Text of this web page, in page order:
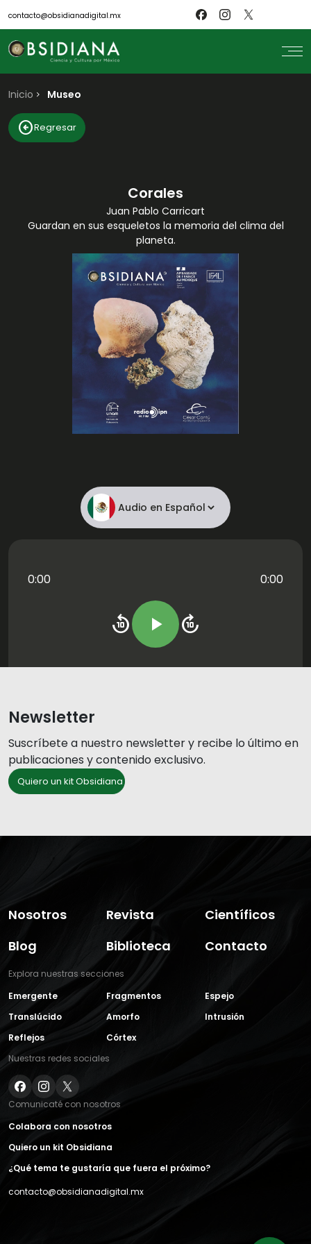
contacto@obsidianadigital.mx
search
Inicio
Nosotros
Revistas
Inicio Museo
arrow_circle_leftRegresar
Corales
Juan Pablo Carricart
Guardan en sus esqueletos la memoria del clima del
planeta.
0:00 0:00
replay_10 play_arrow forward_10
Newsletter
Suscríbete a nuestro newsletter y recibe lo último en
publicaciones y contenido exclusivo.
Quiero un kit Obsidiana
Nosotros Revista
Científicos
Blog
Biblioteca Contacto
Explora nuestras secciones
Emergente
Fragmentos
Espejo
Translúcido
Amorfo
Intrusión
Reflejos
Córtex
Nuestras redes sociales
Comunicaté con nosotros
Colabora con nosotros
Quiero un kit Obsidiana
¿Qué tema te gustaría que fuera el próximo?
contacto@obsidianadigital.mx